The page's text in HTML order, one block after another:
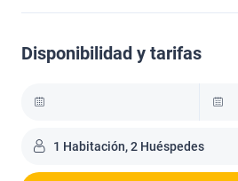
Disponibilidad y tarifas
1 Habitación, 2 Huéspedes